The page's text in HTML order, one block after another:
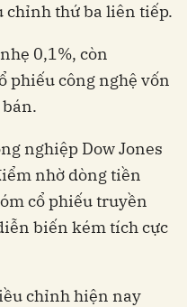
chỉnh thứ ba liên tiếp.
0,1%, còn
phiếu công nghệ vốn
nghiệp Dow Jones
nhờ dòng tiền
cổ phiếu truyền
biến kém tích cực
chỉnh hiện nay